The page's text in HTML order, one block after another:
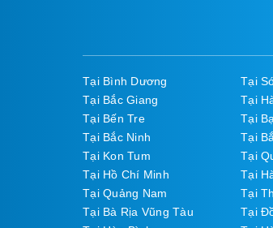
Tại Bình Dương Tại
Tại Bắc Giang
Tại
Tại Bến Tre
Tại
Tại Bắc Ninh
Tại
Tại Kon Tum
Tại
Tại Hồ Chí Minh
Tại
Tại Quảng Nam
Tại
Tại Bà Rịa Vũng Tàu
Tại